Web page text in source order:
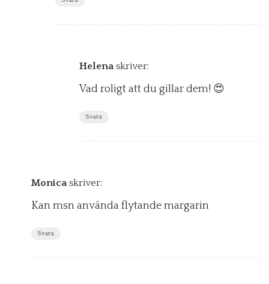
Helena skriver:
Vad roligt att du gillar dem! 😍
Svara
Monica skriver:
Kan msn använda flytande margarin
Svara